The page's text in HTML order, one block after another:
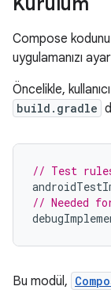
Compose
uygulamanızı
Öncelikle,
build.gradle
// Test
// Needed
Bu modül,